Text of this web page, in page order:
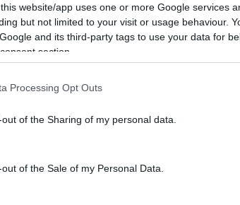
website/app uses one or more Google services
but not limited to your visit or usage behaviour.
and its third-party tags to use your data for
section.
Processing Opt Outs
of the Sharing of my personal data.
of the Sale of my Personal Data.